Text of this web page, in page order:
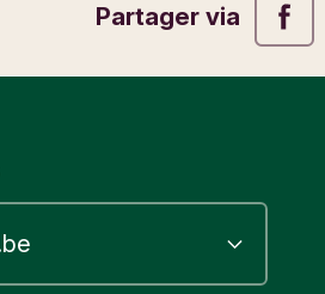
Partager via